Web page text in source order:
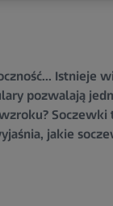
Istnieje
pozwalają
jakie